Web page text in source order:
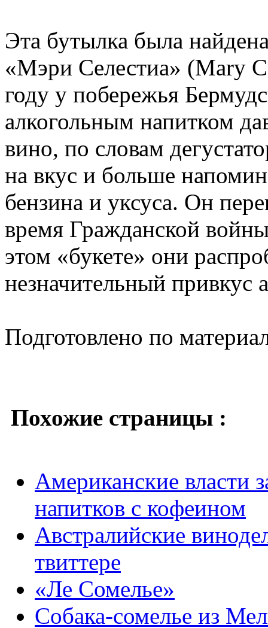
Эта бутылка была
«Мэри Селестиа» (Mary
году у побережья
алкогольным напитком
вино, по словам
на вкус и больше
бензина и уксуса. Он
время Гражданской
этом «букете» они
незначительный привкус
Подготовлено по
Похожие страницы :
Американские власти
напитков с кофеином
Австралийские
твиттере
«Ле Сомелье»
Собака-сомелье из